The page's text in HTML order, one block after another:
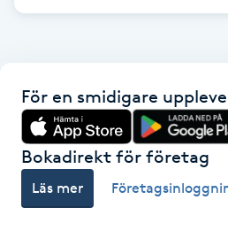
Herrklippning
HIFU
Hollywood Peel
För en smidigare
Bokadirekt för företag
Läs mer